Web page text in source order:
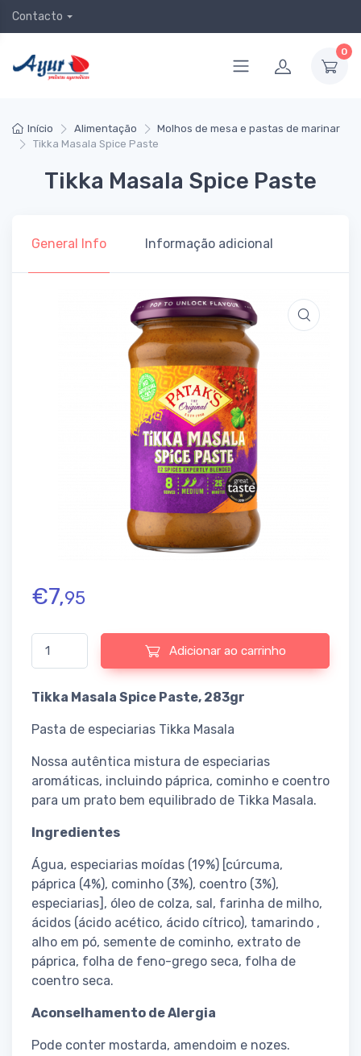
Contacto
0
Início Alimentação
Molhos de mesa e pastas de marinar
Tikka Masala Spice Paste
Tikka Masala Spice Paste
General Info Informação adicional
€7,95
Quantidade de Tikka Masala Spice Paste
Adicionar ao carrinho
Tikka Masala Spice Paste, 283gr
Pasta de especiarias Tikka Masala
Nossa autêntica mistura de especiarias
aromáticas, incluindo páprica, cominho e coentro
para um prato bem equilibrado de Tikka Masala.
Ingredientes
Água, especiarias moídas (19%) [cúrcuma,
páprica (4%), cominho (3%), coentro (3%),
especiarias], óleo de colza, sal, farinha de milho,
ácidos (ácido acético, ácido cítrico), tamarindo ,
alho em pó, semente de cominho, extrato de
páprica, folha de feno-grego seca, folha de
coentro seca.
Aconselhamento de Alergia
Pode conter mostarda, amendoim e nozes.